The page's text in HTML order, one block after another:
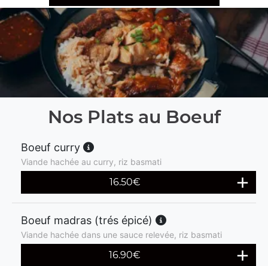
Nos Plats au Boeuf
Boeuf curry
Viande hachée au curry, riz basmati
16.50€
Boeuf madras (trés épicé)
Viande hachée dans une sauce relevée, riz basmati
16.90€